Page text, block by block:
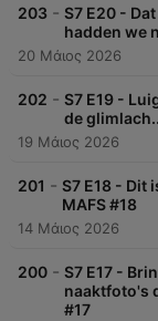
203 - S7 E20 -
hadden we
20 Μάιος 2026
202 - S7 E19 -
de
19 Μάιος 2026
201 - S7 E18 - Dit
MAFS #18
14 Μάιος 2026
200 - S7 E17 -
naaktfoto's
#17